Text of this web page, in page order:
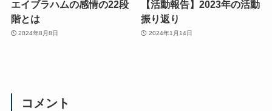
エイブラハムの感情の22段
階とは
2024年8月8日
【活動報告】2023年の活動
振り返り
2024年1月14日
コメント